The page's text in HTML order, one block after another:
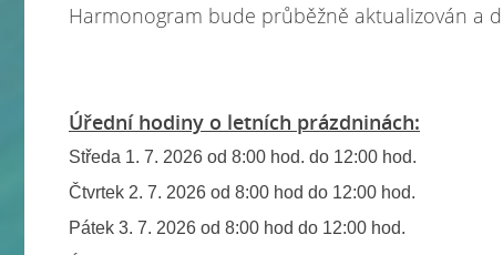
Harmonogram bude průběžně aktualizován a
Úřední hodiny o letních prázdninách:
Středa 1. 7. 2026 od 8:00 hod. do 12:00 hod.
Čtvrtek 2. 7. 2026 od 8:00 hod do 12:00 hod.
Pátek 3. 7. 2026 od 8:00 hod do 12:00 hod.